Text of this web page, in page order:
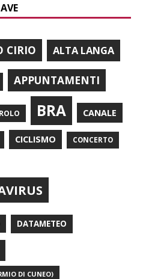
CIRIO ALTA LANGA
APPUNTAMENTI
BRA CANALE
CICLISMO CONCERTO
DATAMETEO
DI CUNEO)